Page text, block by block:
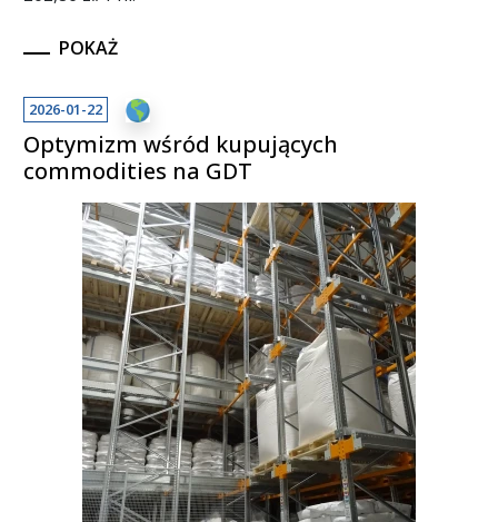
POKAŻ
2026-01-22
Optymizm wśród kupujących
commodities na GDT